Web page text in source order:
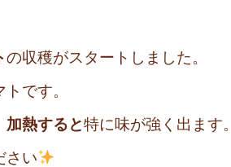
の収穫がスタートしました。
です。
加熱すると特に味が強く出ます。
さい